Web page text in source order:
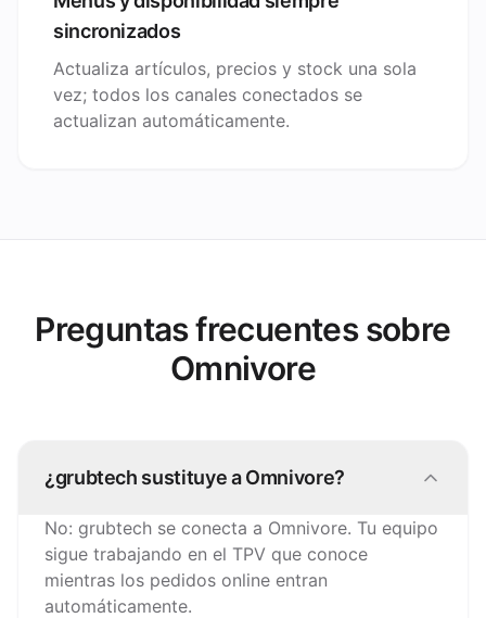
sincronizados
Actualiza artículos, precios y stock una sola
vez; todos los canales conectados se
actualizan automáticamente.
Preguntas frecuentes sobre
Omnivore
¿grubtech sustituye a Omnivore?
No: grubtech se conecta a Omnivore. Tu equipo
sigue trabajando en el TPV que conoce
mientras los pedidos online entran
automáticamente.